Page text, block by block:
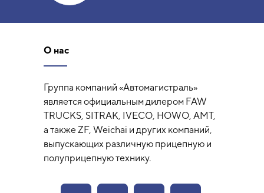
О нас
Группа компаний «Автомагистраль»
является официальным дилером FAW
TRUCKS, SITRAK, IVECO, HOWO, AMT,
а также ZF, Weichai и других компаний,
выпускающих различную прицепную и
полуприцепную технику.